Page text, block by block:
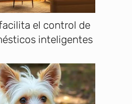
el control de
inteligentes